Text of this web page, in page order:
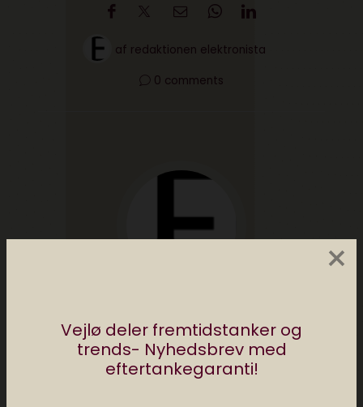
Vejlø deler fremtidstanker og
trends- Nyhedsbrev med
eftertankegaranti!
×
af redaktionen elektronista
0 comments
Elektronista Redaktionen deler tips, apps og
digitale tricks. Vi skriver om den digitale
kultur, om de gadgets du bør kende til og de